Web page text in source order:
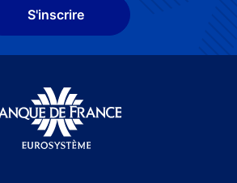
S'inscrire